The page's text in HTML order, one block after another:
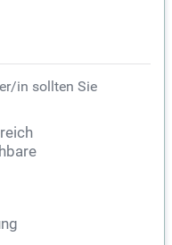
in sollten Sie